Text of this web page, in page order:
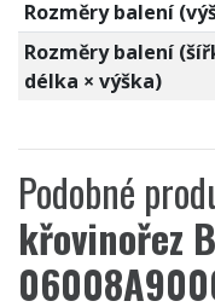
Rozměry balení
Rozměry balení
délka × výška)
Podobné
křovinořez